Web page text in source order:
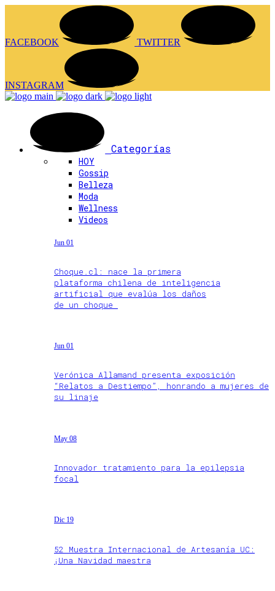
FACEBOOK TWITTER
INSTAGRAM
Categorías
HOY
Gossip
Belleza
Moda
Wellness
Videos
Jun 01
Choque.cl: nace la primera
plataforma chilena de inteligencia
artificial que evalúa los daños
de un choque
Jun 01
Verónica Allamand presenta exposición
“Relatos a Destiempo”, honrando a mujeres de
su linaje
May 08
Innovador tratamiento para la epilepsia
focal
Dic 19
52 Muestra Internacional de Artesanía UC:
¡Una Navidad maestra